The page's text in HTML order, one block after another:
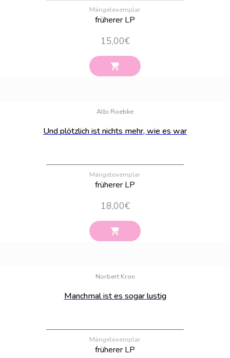
Mängelexemplar
früherer LP
15,00€
Albi Roebke
Und plötzlich ist nichts mehr, wie es war
Mängelexemplar
früherer LP
18,00€
Norbert Kron
Manchmal ist es sogar lustig
Mängelexemplar
früherer LP